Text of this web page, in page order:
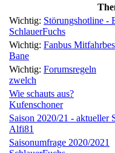
Wichtig: Störungshotline -
SchlauerFuchs
Wichtig: Fanbus
Bane
Wichtig: Forumsregeln
zwelch
Wie schauts aus?
Kufenschoner
Saison 2020/21 - aktueller
Alfi81
Saisonumfrage 2020/2021